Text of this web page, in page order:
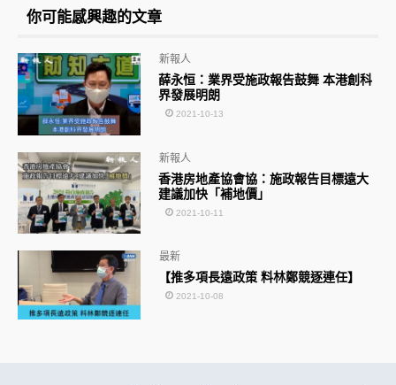
你可能感興趣的文章
薛永恒：業界受施政報告鼓舞 本港創科
界發展明朗
新報人
2021-10-13
香港房地產協會協：施政報告目標遠大
建議加快「補地價」
新報人
2021-10-11
【推多項長遠政策 料林鄭競逐連任】
最新
2021-10-08